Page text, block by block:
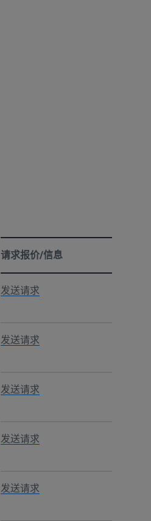
请求报价/信息
发送请求
发送请求
发送请求
发送请求
发送请求